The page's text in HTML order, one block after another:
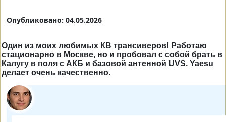
Опубликовано: 04.05.2026
Один из моих любимых КВ трансиверов! Работаю
стационарно в Москве, но и пробовал с собой брать в
Калугу в поля с АКБ и базовой антенной UVS. Yaesu
делает очень качественно.